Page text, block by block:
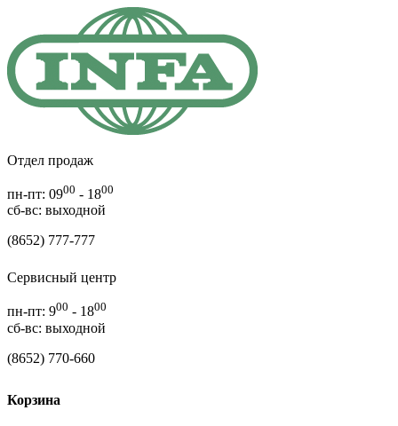
Отдел продаж
пн-пт: 0900 - 1800
cб-вс: выходной
(8652) 777-777
Сервисный центр
пн-пт: 900 - 1800
сб-вс: выходной
(8652) 770-660
Корзина